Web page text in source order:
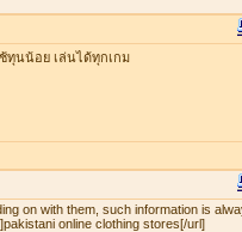
ทุนน้อย เล่นได้ทุกเกม
on with them, such information is
online clothing stores[/url]